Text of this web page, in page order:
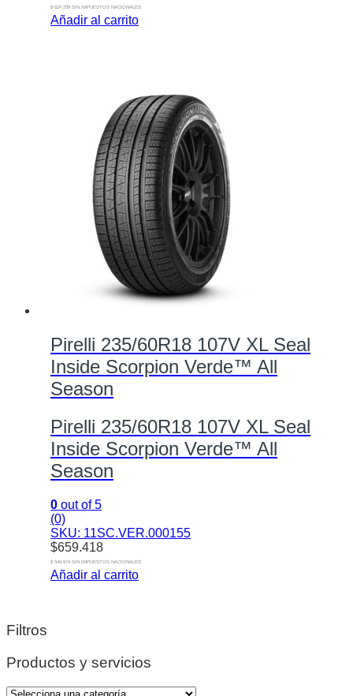
$ 624.239 SIN IMPUESTOS NACIONALES
Añadir al carrito
Pirelli 235/60R18 107V XL Seal
Inside Scorpion Verde™ All
Season
Pirelli 235/60R18 107V XL Seal
Inside Scorpion Verde™ All
Season
0 out of 5
(0)
SKU: 11SC.VER.000155
$659.418
$ 544.974 SIN IMPUESTOS NACIONALES
Añadir al carrito
Filtros
Productos y servicios